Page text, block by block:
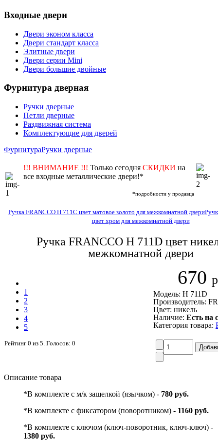
Входные двери
Двери эконом класса
Двери стандарт класса
Элитные двери
Двери серии Mini
Двери большие двойные
Фурнитура дверная
Ручки дверные
Петли дверные
Раздвижная система
Комплектующие для дверей
ФурнитураРучки дверные
!!! ВНИМАНИЕ !!! Только сегодня СКИДКИ на
все входные металлические двери!*
*подробности у продавца
Ручка FRANCCO Н 711C цвет матовое золото для межкомнатной двери
цвет хром для межкомнатной двери
Ручка FRANCCO Н 711D цвет
межкомнатной двери
1
2
3
4
5
Рейтинг 0 из 5. Голосов: 0
670 р
Модель: Н 711D
Производитель:
Цвет: никель
Наличие: Есть на
Категория товара:
Описание товара
*В комплекте с м/к защелкой (язычком) - 780 руб.
*В комплекте с фиксатором (поворотником) - 1160 руб.
*В комплекте с ключом (ключ-поворотник, ключ-ключ) -
1380 руб.